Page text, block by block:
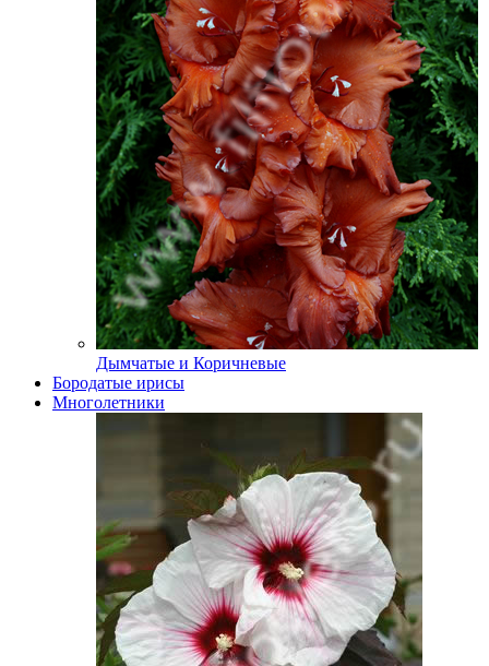
Дымчатые и Коричневые
Бородатые ирисы
Многолетники